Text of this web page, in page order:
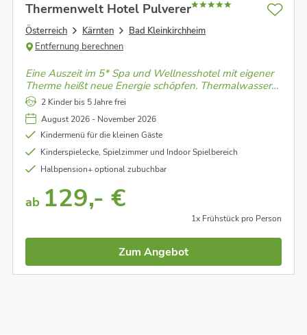
Thermenwelt Hotel Pulverer
Österreich Kärnten
Bad Kleinkirchheim
Entfernung berechnen
Eine Auszeit im 5* Spa und Wellnesshotel mit eigener
Therme heißt neue Energie schöpfen. Thermalwasser,
das belebt, und Naturerlebnisse im Biosphärenpark
Nockberge, die den Blick weiten.
2 Kinder bis 5 Jahre frei
August 2026 - November 2026
Kindermenü für die kleinen Gäste
Kinderspielecke, Spielzimmer und Indoor Spielbereich
Halbpension+ optional zubuchbar
ab 129,- €
1x Frühstück pro Person
Zum Angebot